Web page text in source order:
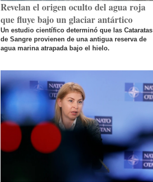
Revelan el origen oculto del agua roja
que fluye bajo un glaciar antártico
Un estudio científico determinó que las Cataratas
de Sangre provienen de una antigua reserva de
agua marina atrapada bajo el hielo.